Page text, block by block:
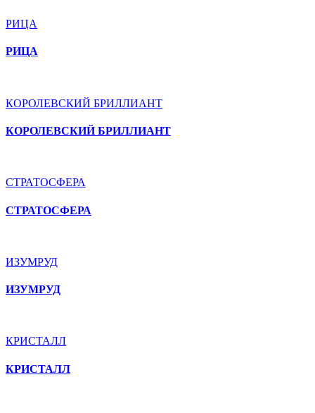
РИЦА
РИЦА
КОРОЛЕВСКИЙ БРИЛЛИАНТ
КОРОЛЕВСКИЙ БРИЛЛИАНТ
СТРАТОСФЕРА
СТРАТОСФЕРА
ИЗУМРУД
ИЗУМРУД
КРИСТАЛЛ
КРИСТАЛЛ